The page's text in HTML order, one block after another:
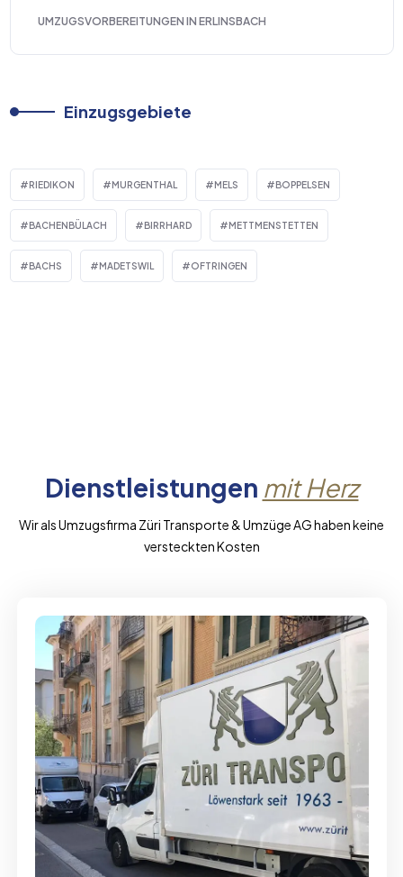
UMZUGSVORBEREITUNGEN IN ERLINSBACH
Einzugsgebiete
RIEDIKON MURGENTHAL MELS BOPPELSEN
BACHENBÜLACH BIRRHARD METTMENSTETTEN
BACHS MADETSWIL OFTRINGEN
Dienstleistungen mit Herz
Wir als Umzugsfirma Züri Transporte & Umzüge AG haben keine
versteckten Kosten